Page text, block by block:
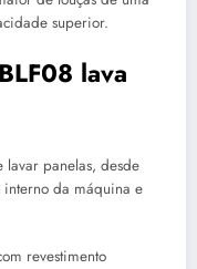
superior.
lava
lavar panelas, desde
interno da máquina e
revestimento